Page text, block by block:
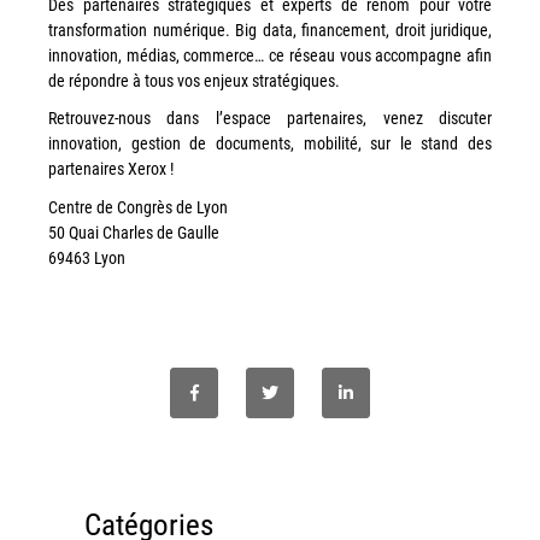
Workplace Solutions
Workflow Central
Simplifiez la gestion RH de votre entreprise avec un logiciel
tout-en-un
Matériel
Traceurs grands formats
Imprimante Xerox® PrimeLink® PrimeLink C9200
Xerox® VersaLink® C405 C415 — Multifonction A4
Des partenaires stratégiques et experts de renom pour votre
transformation numérique. Big data, financement, droit juridique,
innovation, médias, commerce… ce réseau vous accompagne afin
de répondre à tous vos enjeux stratégiques.
Retrouvez-nous dans l’espace partenaires, venez discuter
innovation, gestion de documents, mobilité, sur le stand des
partenaires Xerox !
Centre de Congrès de Lyon
50 Quai Charles de Gaulle
69463 Lyon
Catégories